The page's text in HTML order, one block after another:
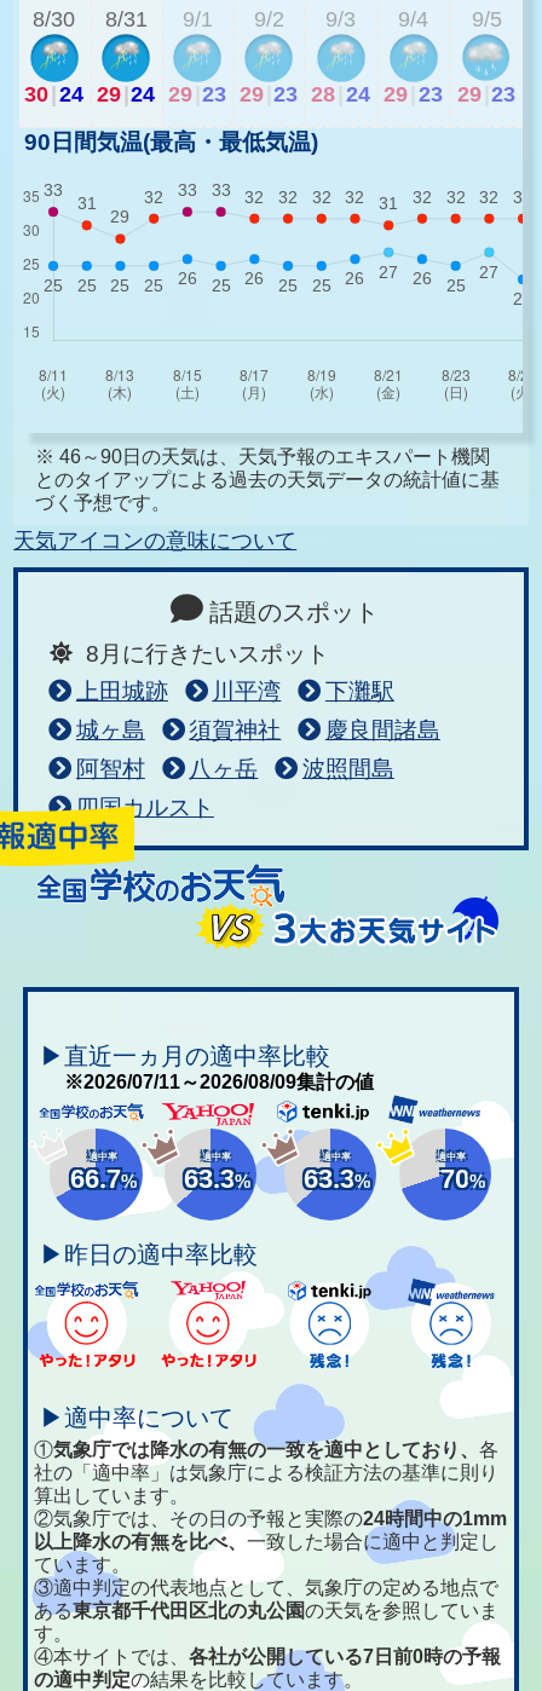
8/30
30 24
8/31
29 24
9/1
29 23
9/2
29 23
9/3
28 24
9/4
29 23
9/5
29 23
90日間気温(最高・最低気温)
※ 46～90日の天気は、天気予報のエキスパート機関
とのタイアップによる過去の天気データの統計値に基
づく予想です。
天気アイコンの意味について
話題のスポット
8月に行きたいスポット
上田城跡
川平湾
下灘駅
城ヶ島
須賀神社
慶良間諸島
阿智村
八ヶ岳
波照間島
四国カルスト
▶直近一ヵ月の適中率比較
※2026/07/11～2026/08/09集計の値
適中率
66.7%
適中率
63.3%
適中率
63.3%
適中率
70%
▶昨日の適中率比較
▶適中率について
①気象庁では降水の有無の一致を適中としており、各
社の「適中率」は気象庁による検証方法の基準に則り
算出しています。
②気象庁では、その日の予報と実際の24時間中の1mm
以上降水の有無を比べ、一致した場合に適中と判定し
ています。
③適中判定の代表地点として、気象庁の定める地点で
ある東京都千代田区北の丸公園の天気を参照していま
す。
④本サイトでは、各社が公開している7日前0時の予報
の適中判定の結果を比較しています。